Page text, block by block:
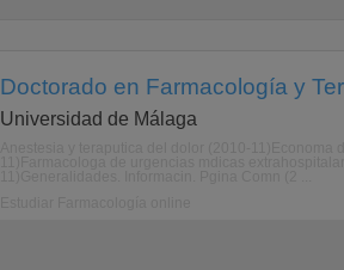
Doctorado en Farmacología y
Universidad de Málaga